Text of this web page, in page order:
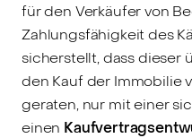
für den Verkäufer von
Zahlungsfähigkeit des
sicherstellt, dass dieser
den Kauf der Immobilie
geraten, nur mit einer
einen